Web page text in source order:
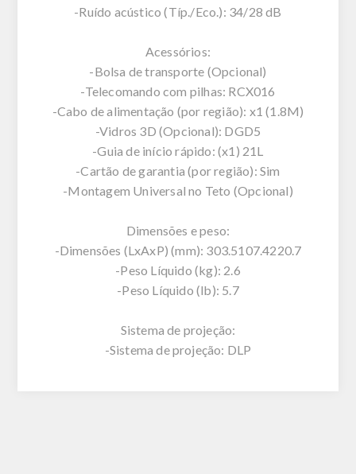
-Ruído acústico (Típ./Eco.): 34/28 dB
Acessórios:
-Bolsa de transporte (Opcional)
-Telecomando com pilhas: RCX016
-Cabo de alimentação (por região): x1 (1.8M)
-Vidros 3D (Opcional): DGD5
-Guia de início rápido: (x1) 21L
-Cartão de garantia (por região): Sim
-Montagem Universal no Teto (Opcional)
Dimensões e peso:
-Dimensões (LxAxP) (mm): 303.5107.4220.7
-Peso Líquido (kg): 2.6
-Peso Líquido (lb): 5.7
Sistema de projeção:
-Sistema de projeção: DLP